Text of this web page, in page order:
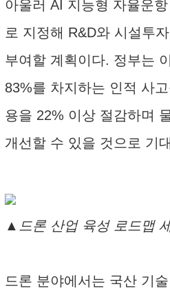
아울러 AI 지능형 자율운
로 지정해 R&D와 시설투
부여할 계획이다. 정부는
83%를 차지하는 인적 사
용을 22% 이상 절감하며
개선할 수 있을 것으로 기
▲드론 산업 육성 로드맵
드론 분야에서는 국산 기